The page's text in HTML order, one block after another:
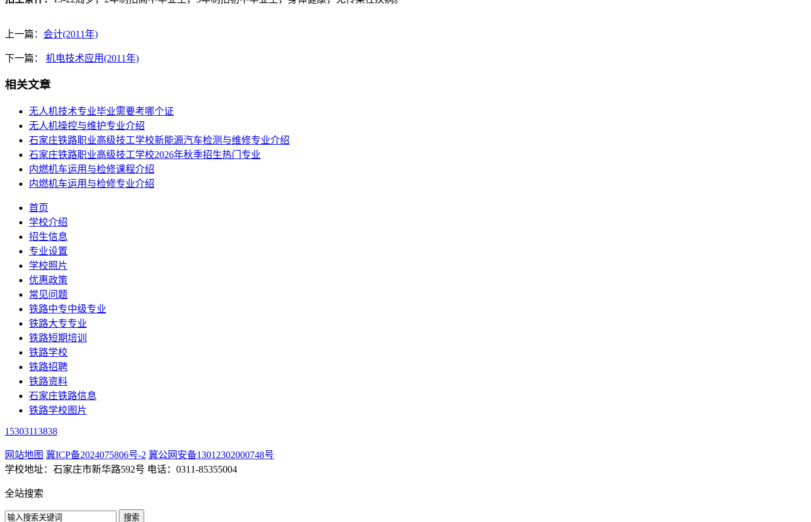
上一篇： 会计(2011年)
下一篇： 机电技术应用(2011年)
相关文章
无人机技术专业毕业需要考哪个证
​无人机操控与维护专业介绍
石家庄铁路职业高级技工学校新能源汽车检测与维修专业介绍
石家庄铁路职业高级技工学校2026年秋季招生热门专业
内燃机车运用与检修课程介绍
内燃机车运用与检修专业介绍
首页
学校介绍
招生信息
专业设置
学校照片
优惠政策
常见问题
铁路中专中级专业
铁路大专专业
铁路短期培训
铁路学校
铁路招聘
铁路资料
石家庄铁路信息
铁路学校图片
15303113838
网站地图 冀ICP备2024075806号-2 冀公网安备13012302000748号
学校地址：石家庄市新华路592号 电话：0311-85355004
全站搜索